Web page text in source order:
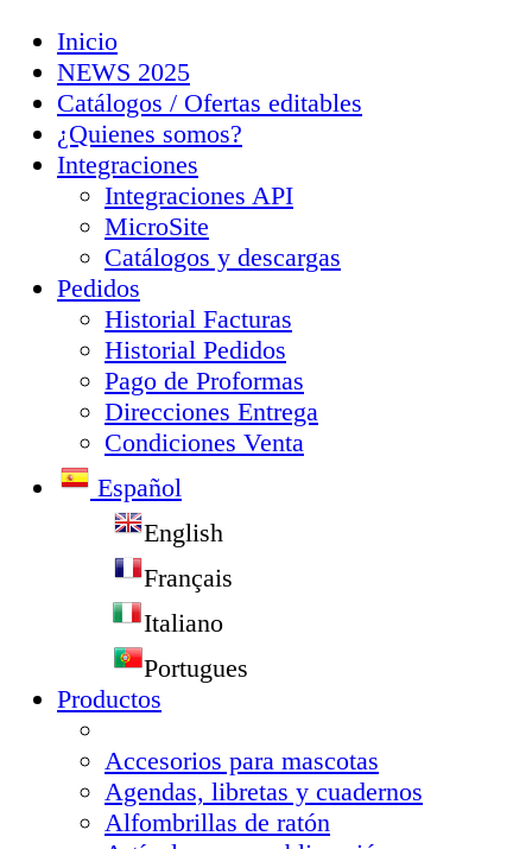
Inicio
NEWS 2025
Catálogos / Ofertas editables
¿Quienes somos?
Integraciones
Integraciones API
MicroSite
Catálogos y descargas
Pedidos
Historial Facturas
Historial Pedidos
Pago de Proformas
Direcciones Entrega
Condiciones Venta
Español
English
Français
Italiano
Portugues
Productos
Accesorios para mascotas
Agendas, libretas y cuadernos
Alfombrillas de ratón